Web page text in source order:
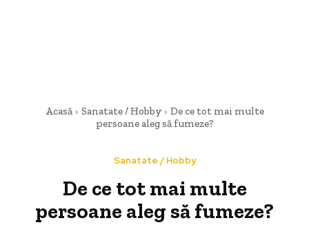
Acasă Sanatate / Hobby
De ce tot mai multe
persoane aleg să fumeze?
Sanatate / Hobby
De ce tot mai multe
persoane aleg să fumeze?